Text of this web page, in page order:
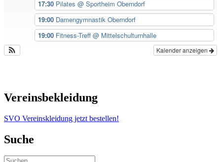
17:30 Pilates @ Sportheim Oberndorf
19:00 Damengymnastik Oberndorf
19:00 Fitness-Treff @ Mittelschulturnhalle
Kalender anzeigen
Vereinsbekleidung
SVO Vereinskleidung jetzt bestellen!
Suche
Suchen